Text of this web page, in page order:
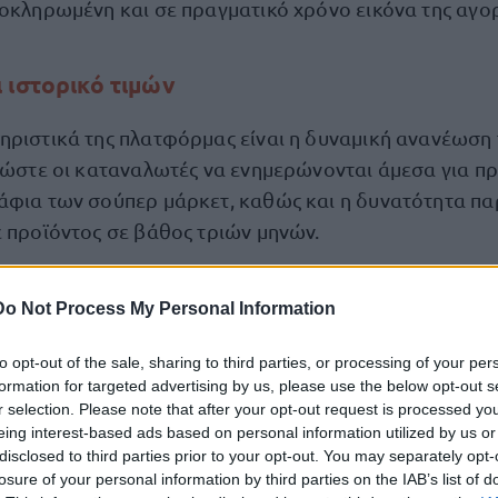
Not Process My Personal Information
opt-out of the sale, sharing to third parties, or processing of your
for targeted advertising by us, please use the below opt-out
selection. Please note that after your opt-out request is processed
interest-based ads based on personal information utilized by us
to third parties prior to your opt-out. You may separately
of your personal information by third parties on the IAB’s list of
και σε πραγματικό χρόνο εικόνα της
τιμών
της πλατφόρμας είναι η δυναμική
οι καταναλωτές να ενημερώνονται άμεσα για
των σούπερ μάρκετ, καθώς και η δυνατότητα
προϊόντος σε βάθος τριών μηνών.
τιμών, οι χρήστες
θα μπορούν να εντοπίζουν
αγορά και της διαμόρφωσης των τιμών.
πλευράεπισημαίνεται ότι η μάχη κατά της
σε ένα περιβάλλον έντονης γεωπολιτικής
να συνεχίζει να επιβαρύνει την παγκόσμια